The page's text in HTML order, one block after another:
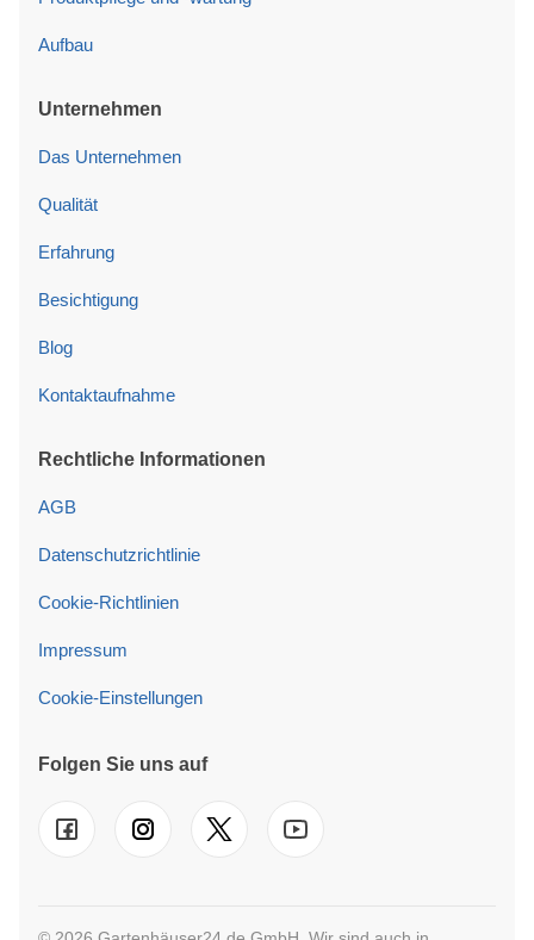
Aufbau
Unternehmen
Das Unternehmen
Qualität
Erfahrung
Besichtigung
Blog
Kontaktaufnahme
Rechtliche Informationen
AGB
Datenschutzrichtlinie
Cookie-Richtlinien
Impressum
Cookie-Einstellungen
Folgen Sie uns auf